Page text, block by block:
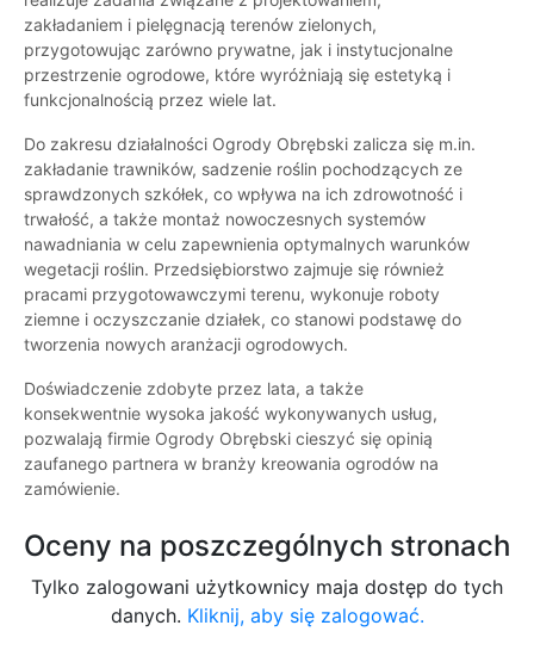
zakładaniem i pielęgnacją terenów zielonych,
przygotowując zarówno prywatne, jak i instytucjonalne
przestrzenie ogrodowe, które wyróżniają się estetyką i
funkcjonalnością przez wiele lat.
Do zakresu działalności Ogrody Obrębski zalicza się m.in.
zakładanie trawników, sadzenie roślin pochodzących ze
sprawdzonych szkółek, co wpływa na ich zdrowotność i
trwałość, a także montaż nowoczesnych systemów
nawadniania w celu zapewnienia optymalnych warunków
wegetacji roślin. Przedsiębiorstwo zajmuje się również
pracami przygotowawczymi terenu, wykonuje roboty
ziemne i oczyszczanie działek, co stanowi podstawę do
tworzenia nowych aranżacji ogrodowych.
Doświadczenie zdobyte przez lata, a także
konsekwentnie wysoka jakość wykonywanych usług,
pozwalają firmie Ogrody Obrębski cieszyć się opinią
zaufanego partnera w branży kreowania ogrodów na
zamówienie.
Oceny na poszczególnych stronach
Tylko zalogowani użytkownicy maja dostęp do tych
danych. Kliknij, aby się zalogować.